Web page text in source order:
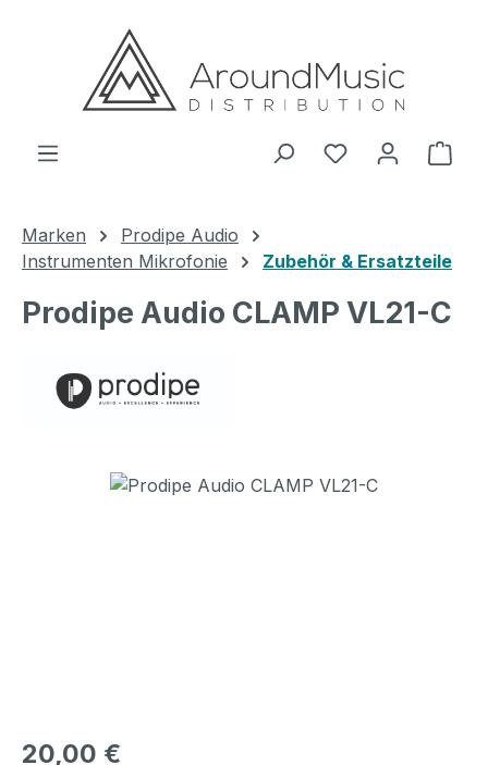
Zum Hauptinhalt springen
Marken
Prodipe Audio
Instrumenten Mikrofonie
Zubehör & Ersatzteile
Prodipe Audio CLAMP VL21-C
Bildergalerie überspringen
Regulärer Preis:
20,00 €